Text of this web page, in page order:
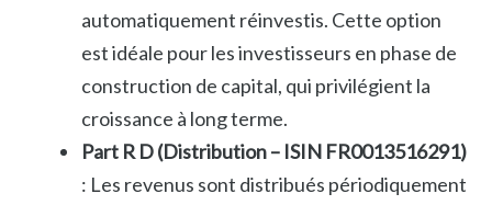
automatiquement réinvestis. Cette option
est idéale pour les investisseurs en phase de
construction de capital, qui privilégient la
croissance à long terme.
Part R D (Distribution – ISIN FR0013516291)
: Les revenus sont distribués périodiquement